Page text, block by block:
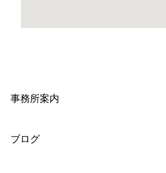
事務所案内
ブログ